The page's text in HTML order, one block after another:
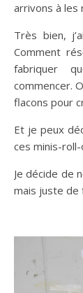
arrivons à les
Très bien,
Comment
fabriquer
commencer.
flacons pour
Et je peux
ces minis-roll-
Je décide de
mais juste de